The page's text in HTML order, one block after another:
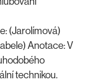
(Jarolímová)
Anotace: V
technikou.